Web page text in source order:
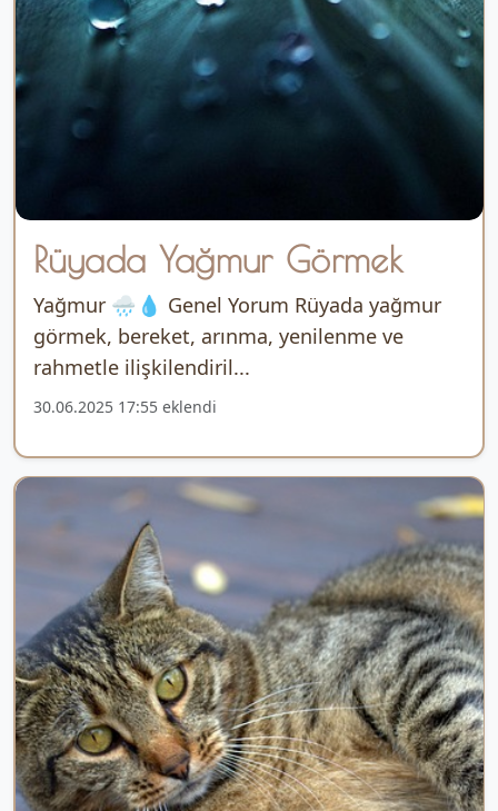
Rüyada Yağmur Görmek
Yağmur 🌧️💧 Genel Yorum Rüyada yağmur
görmek, bereket, arınma, yenilenme ve
rahmetle ilişkilendiril...
30.06.2025 17:55 eklendi